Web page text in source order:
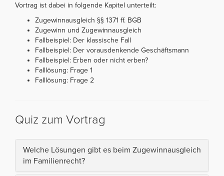
Vortrag ist dabei in folgende Kapitel unterteilt:
Zugewinnausgleich §§ 1371 ff. BGB
Zugewinn und Zugewinnausgleich
Fallbeispiel: Der klassische Fall
Fallbeispiel: Der vorausdenkende Geschäftsmann
Fallbeispiel: Erben oder nicht erben?
Falllösung: Frage 1
Falllösung: Frage 2
Quiz zum Vortrag
Welche Lösungen gibt es beim Zugewinnausgleich
im Familienrecht?